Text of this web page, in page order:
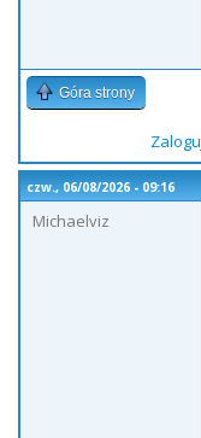
Góra strony
czw., 06/08/2026 - 09:16
Michaelviz